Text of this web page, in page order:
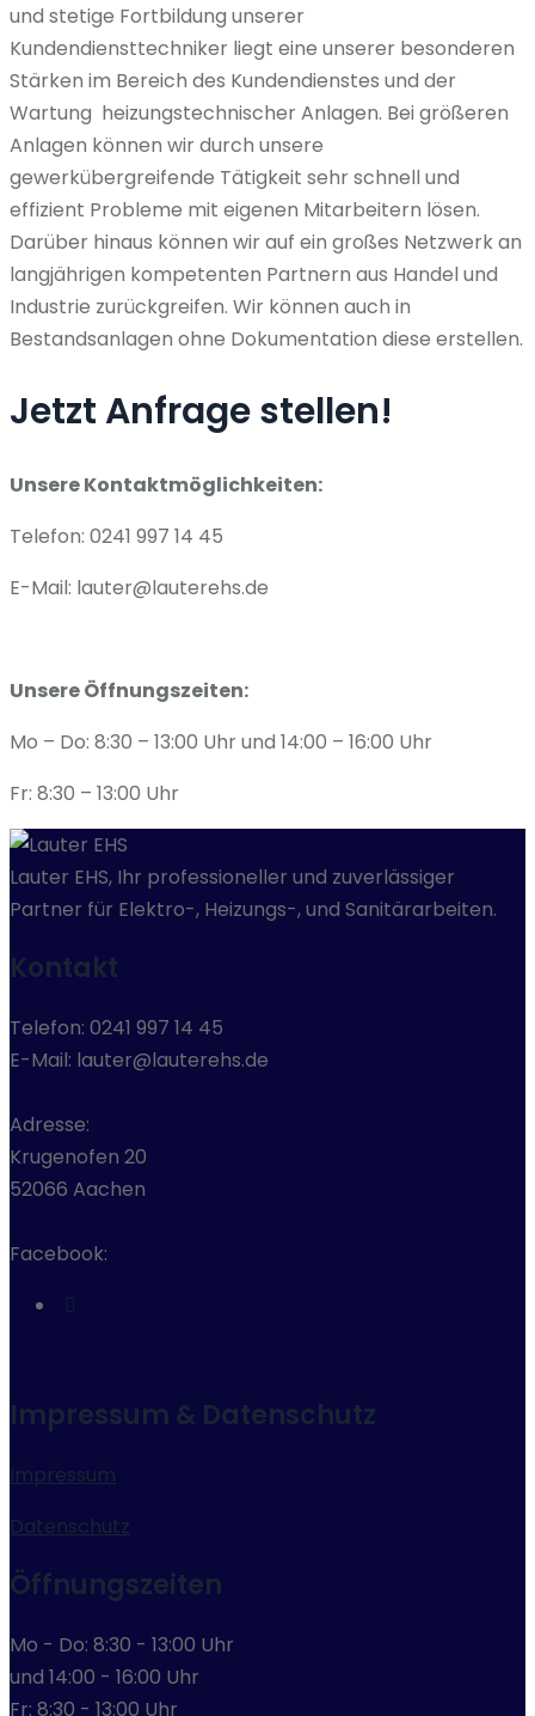
und stetige Fortbildung unserer
Kundendiensttechniker liegt eine unserer besonderen
Stärken im Bereich des Kundendienstes und der
Wartung heizungstechnischer Anlagen. Bei größeren
Anlagen können wir durch unsere
gewerkübergreifende Tätigkeit sehr schnell und
effizient Probleme mit eigenen Mitarbeitern lösen.
Darüber hinaus können wir auf ein großes Netzwerk an
langjährigen kompetenten Partnern aus Handel und
Industrie zurückgreifen. Wir können auch in
Bestandsanlagen ohne Dokumentation diese erstellen.
Jetzt Anfrage stellen!
Unsere Kontaktmöglichkeiten:
Telefon: 0241 997 14 45
E-Mail: lauter@lauterehs.de
Unsere Öffnungszeiten:
Mo – Do: 8:30 – 13:00 Uhr und 14:00 – 16:00 Uhr
Fr: 8:30 – 13:00 Uhr
Lauter EHS, Ihr professioneller und zuverlässiger
Partner für Elektro-, Heizungs-, und Sanitärarbeiten.
Kontakt
Telefon: 0241 997 14 45
E-Mail: lauter@lauterehs.de
Adresse:
Krugenofen 20
52066 Aachen
Facebook:
Impressum & Datenschutz
Impressum
Datenschutz
Öffnungszeiten
Mo - Do: 8:30 - 13:00 Uhr
und 14:00 - 16:00 Uhr
Fr: 8:30 - 13:00 Uhr